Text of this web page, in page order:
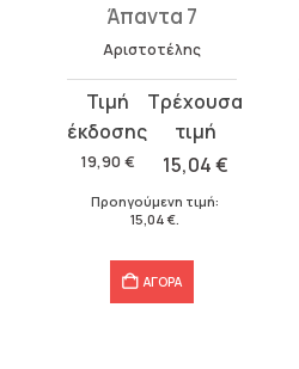
Άπαντα 7
Αριστοτέλης
19,90 €
Original
price
was:
15,04€
τρέχουσα
τιμή
15,04 €.
Προηγούμενη τιμή:
15,04 €
ΑΓΟΡΑ